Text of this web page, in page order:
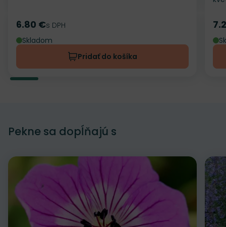
Cena
6.80 €s DPH
Skladom
Pridať do košíka
Pekne sa dopĺňajú s